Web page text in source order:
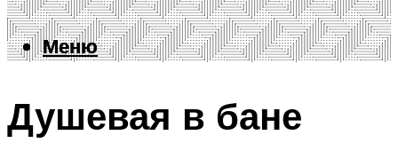
Меню
Меню
Душевая в бане